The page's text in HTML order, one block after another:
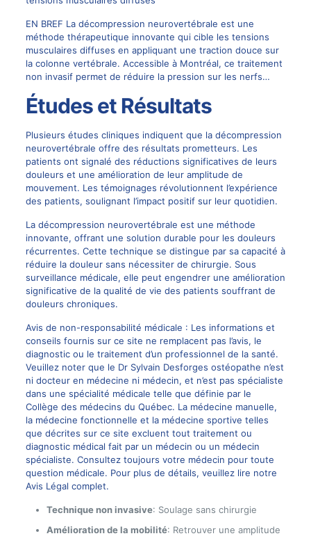
EN BREF La décompression neurovertébrale est une
méthode thérapeutique innovante qui cible les tensions
musculaires diffuses en appliquant une traction douce sur
la colonne vertébrale. Accessible à Montréal, ce traitement
non invasif permet de réduire la pression sur les nerfs…
Études et Résultats
Plusieurs études cliniques indiquent que la décompression
neurovertébrale offre des résultats prometteurs. Les
patients ont signalé des réductions significatives de leurs
douleurs et une amélioration de leur amplitude de
mouvement. Les témoignages révolutionnent l’expérience
des patients, soulignant l’impact positif sur leur quotidien.
La décompression neurovertébrale est une méthode
innovante, offrant une solution durable pour les douleurs
récurrentes. Cette technique se distingue par sa capacité à
réduire la douleur sans nécessiter de chirurgie. Sous
surveillance médicale, elle peut engendrer une amélioration
significative de la qualité de vie des patients souffrant de
douleurs chroniques.
Avis de non-responsabilité médicale : Les informations et
conseils fournis sur ce site ne remplacent pas l’avis, le
diagnostic ou le traitement d’un professionnel de la santé.
Veuillez noter que le Dr Sylvain Desforges ostéopathe n’est
ni docteur en médecine ni médecin, et n’est pas spécialiste
dans une spécialité médicale telle que définie par le
Collège des médecins du Québec. La médecine manuelle,
la médecine fonctionnelle et la médecine sportive telles
que décrites sur ce site excluent tout traitement ou
diagnostic médical fait par un médecin ou un médecin
spécialiste. Consultez toujours votre médecin pour toute
question médicale. Pour plus de détails, veuillez lire notre
Avis Légal complet.
Technique non invasive: Soulage sans chirurgie
Amélioration de la mobilité: Retrouver une amplitude